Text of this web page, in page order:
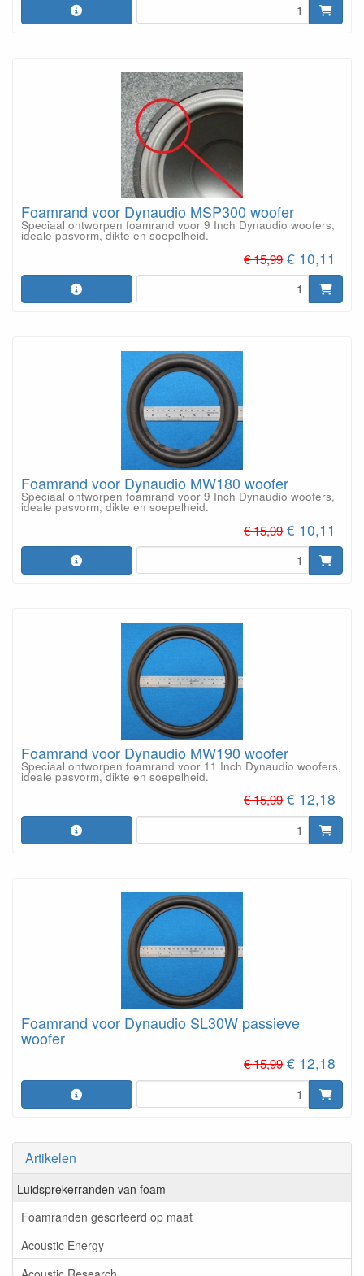
Artikelen
Luidsprekerranden van foam
Foamranden gesorteerd op maat
Acoustic Energy
Foamrand voor Dynaudio MSP300 woofer
Speciaal ontworpen foamrand voor 9 Inch Dynaudio woofers,
ideale pasvorm, dikte en soepelheid.
€ 15,99 € 10,11
Foamrand voor Dynaudio MW180 woofer
Speciaal ontworpen foamrand voor 9 Inch Dynaudio woofers,
ideale pasvorm, dikte en soepelheid.
€ 15,99 € 10,11
Foamrand voor Dynaudio MW190 woofer
Speciaal ontworpen foamrand voor 11 Inch Dynaudio woofers,
ideale pasvorm, dikte en soepelheid.
€ 15,99 € 12,18
Foamrand voor Dynaudio SL30W passieve
woofer
€ 15,99 € 12,18